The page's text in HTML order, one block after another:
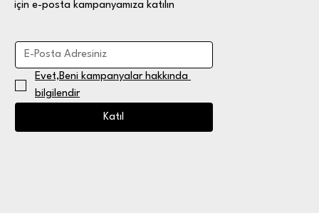
için e-posta kampanyamıza katılın
Evet,Beni kampanyalar hakkında
bilgilendir
Katıl